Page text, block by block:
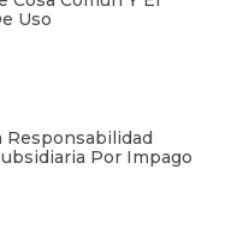
Uso
Responsabilidad
Por Impago